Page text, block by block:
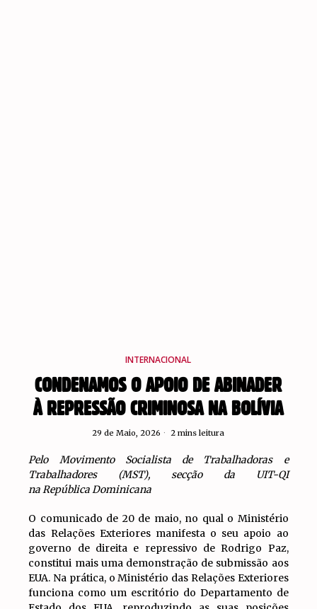
INTERNACIONAL
CONDENAMOS O APOIO DE ABINADER
À REPRESSÃO CRIMINOSA NA BOLÍVIA
29 de Maio, 2026 2 mins leitura
Pelo Movimento Socialista de Trabalhadoras e
Trabalhadores (MST), secção da UIT-QI
na República Dominicana
O comunicado de 20 de maio, no qual o Ministério
das Relações Exteriores manifesta o seu apoio ao
governo de direita e repressivo de Rodrigo Paz,
constitui mais uma demonstração de submissão aos
EUA. Na prática, o Ministério das Relações Exteriores
funciona como um escritório do Departamento de